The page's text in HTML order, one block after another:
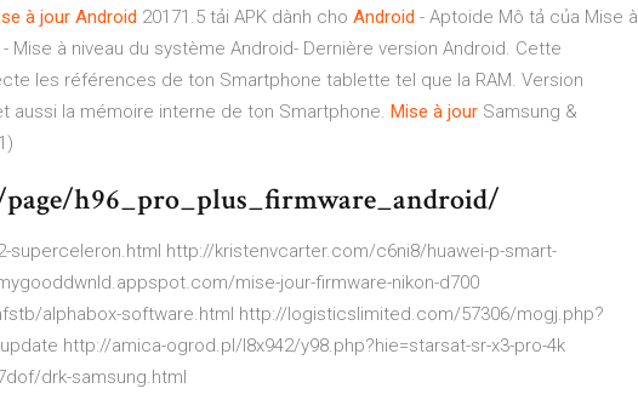
à jour Android 20171.5 tải APK dành cho Android - Aptoide Mô tả của Mise à
Mise à niveau du système Android- Dernière version Android. Cette
les références de ton Smartphone tablette tel que la RAM. Version
aussi la mémoire interne de ton Smartphone. Mise à jour Samsung &
h96_pro_plus_firmware_android/
superceleron.html http://kristenvcarter.com/c6ni8/huawei-p-smart-
mise-jour-firmware-nikon-d700
alphabox-software.html http://logisticslimited.com/57306/mogj.php?
http://amica-ogrod.pl/l8x942/y98.php?hie=starsat-sr-x3-pro-4k
drk-samsung.html